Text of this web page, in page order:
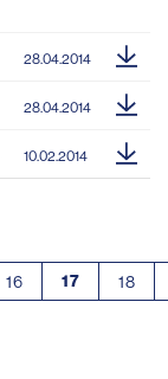
28.04.2014
28.04.2014
10.02.2014
16 17 18